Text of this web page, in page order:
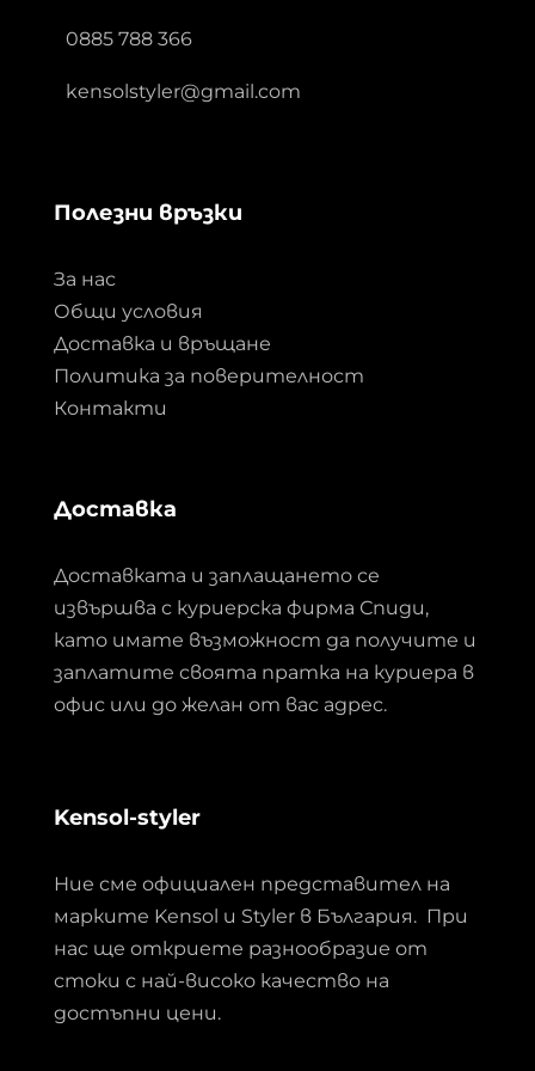
0885 788 366
kensolstyler@gmail.com
Полезни връзки
За нас
Общи условия
Доставка и връщане
Политика за поверителност
Контакти
Доставка
Доставката и заплащането се
извършва с куриерска фирма Спиди,
като имате възможност да получите и
заплатите своята пратка на куриера в
офис или до желан от вас адрес.
Kensol-styler
Ние сме официален представител на
марките Kensol и Styler в България. При
нас ще откриете разнообразие от
стоки с най-високо качество на
достъпни цени.